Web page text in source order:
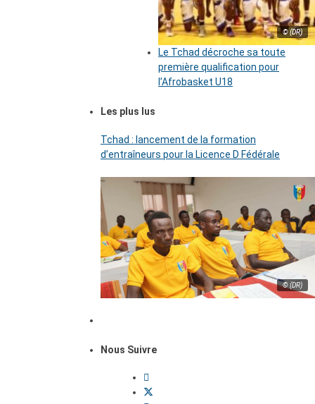
© (DR)
Le Tchad décroche sa toute
première qualification pour
l’Afrobasket U18
Les plus lus
Tchad : lancement de la formation
d’entraîneurs pour la Licence D Fédérale
© (DR)
Nous Suivre